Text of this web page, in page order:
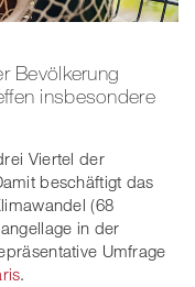
Bevölkerung
insbesondere
Viertel der
beschäftigt das
(68
in der
Umfrage